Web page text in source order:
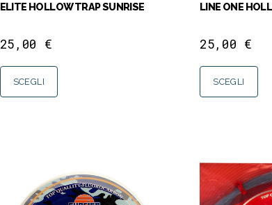
ELITE HOLLOW TRAP SUNRISE
25,00 €
SCEGLI
LINE ONE
25,00 €
SCEGLI